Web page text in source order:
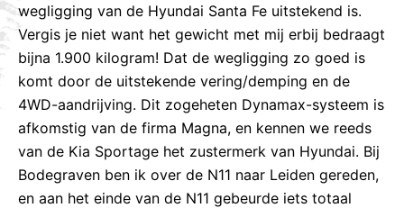
wegligging van de Hyundai Santa Fe uitstekend is.
Vergis je niet want het gewicht met mij erbij bedraagt
bijna 1.900 kilogram! Dat de wegligging zo goed is
komt door de uitstekende vering/demping en de
4WD-aandrijving. Dit zogeheten Dynamax-systeem is
afkomstig van de firma Magna, en kennen we reeds
van de Kia Sportage het zustermerk van Hyundai. Bij
Bodegraven ben ik over de N11 naar Leiden gereden,
en aan het einde van de N11 gebeurde iets totaal